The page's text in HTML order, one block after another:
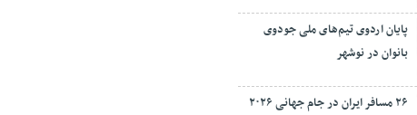
پایان اردوی تیم‌های ملی جودوی
بانوان در نوشهر
۲۶ مسافر ایران در جام جهانی ۲۰۲۶